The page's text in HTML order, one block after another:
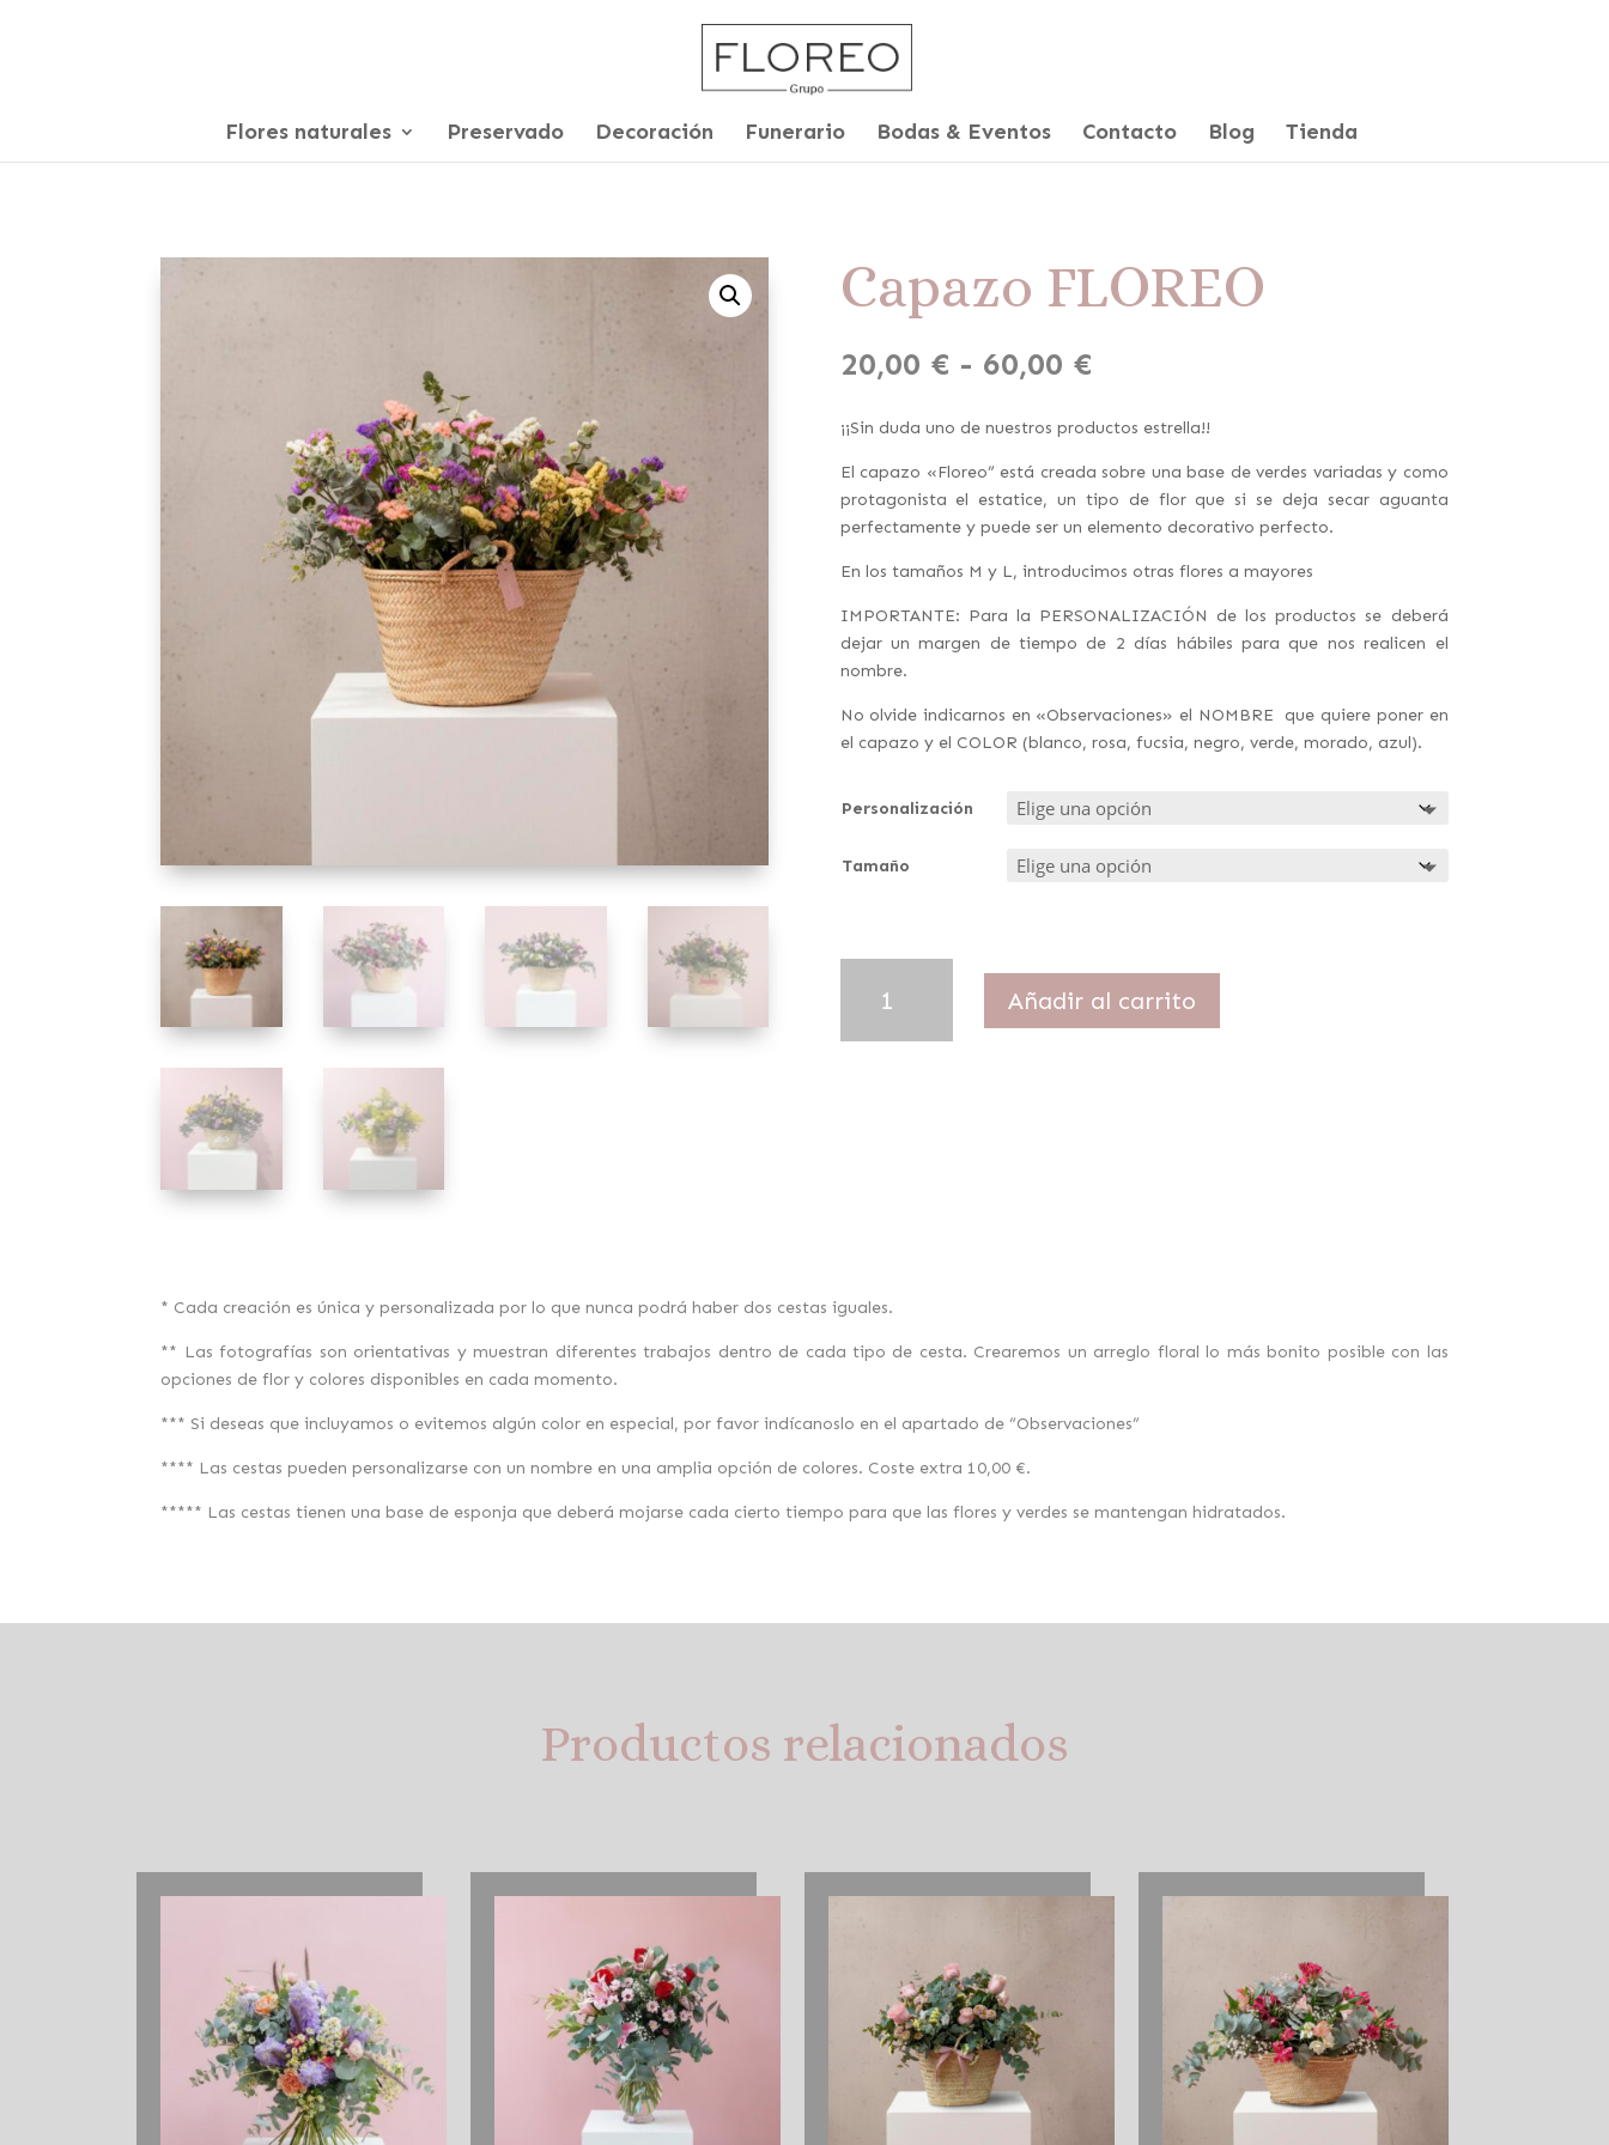
Flores naturales Preservado Decoración Funerario Bodas & Eventos Contacto Blog Tienda
Capazo FLOREO
20,00 € - 60,00 €Rango
precios:
desde
20,00 €
hasta
60,00 €
¡¡Sin duda uno de nuestros productos estrella!!
El capazo «Floreo” está creada sobre una base de verdes variadas y como
protagonista el estatice, un tipo de flor que si se deja secar aguanta
perfectamente y puede ser un elemento decorativo perfecto.
En los tamaños M y L, introducimos otras flores a mayores
IMPORTANTE: Para la PERSONALIZACIÓN de los productos se deberá
dejar un margen de tiempo de 2 días hábiles para que nos realicen el
nombre.
No olvide indicarnos en «Observaciones» el NOMBRE que quiere poner en
el capazo y el COLOR (blanco, rosa, fucsia, negro, verde, morado, azul).
Personalización
Tamaño
FLOREO
Añadir al carrito
* Cada creación es única y personalizada por lo que nunca podrá haber dos cestas iguales.
** Las fotografías son orientativas y muestran diferentes trabajos dentro de cada tipo de cesta. Crearemos un arreglo floral lo más bonito posible con las
opciones de flor y colores disponibles en cada momento.
*** Si deseas que incluyamos o evitemos algún color en especial, por favor indícanoslo en el apartado de “Observaciones”
**** Las cestas pueden personalizarse con un nombre en una amplia opción de colores. Coste extra 10,00 €.
***** Las cestas tienen una base de esponja que deberá mojarse cada cierto tiempo para que las flores y verdes se mantengan hidratados.
Productos relacionados